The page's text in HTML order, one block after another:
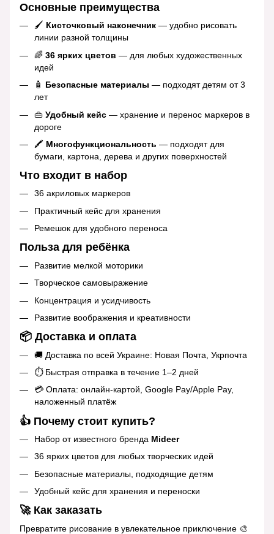
Основные преимущества
🖌 Кисточковый наконечник — удобно рисовать
линии разной толщины
🌈 36 ярких цветов — для любых художественных
идей
🧴 Безопасные материалы — подходят детям от 3
лет
👜 Удобный кейс — хранение и перенос маркеров в
дороге
🖍 Многофункциональность — подходят для
бумаги, картона, дерева и других поверхностей
Что входит в набор
36 акриловых маркеров
Практичный кейс для хранения
Ремешок для удобного переноса
Польза для ребёнка
Развитие мелкой моторики
Творческое самовыражение
Концентрация и усидчивость
Развитие воображения и креативности
📦 Доставка и оплата
🚚 Доставка по всей Украине: Новая Почта, Укрпочта
⏱️ Быстрая отправка в течение 1–2 дней
💳 Оплата: онлайн‑картой, Google Pay/Apple Pay,
наложенный платёж
👍 Почему стоит купить?
Набор от известного бренда Mideer
36 ярких цветов для любых творческих идей
Безопасные материалы, подходящие детям
Удобный кейс для хранения и переноски
🚀 Как заказать
Превратите рисование в увлекательное приключение 🎨